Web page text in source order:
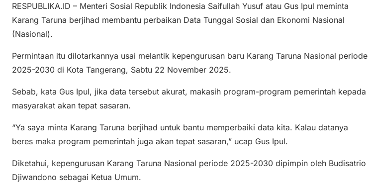
RESPUBLIKA.ID – Menteri Sosial Republik Indonesia Saifullah Yusuf atau Gus Ipul meminta
Karang Taruna berjihad membantu perbaikan Data Tunggal Sosial dan Ekonomi Nasional
(Nasional).
Permintaan itu dilotarkannya usai melantik kepengurusan baru Karang Taruna Nasional periode
2025-2030 di Kota Tangerang, Sabtu 22 November 2025.
Sebab, kata Gus Ipul, jika data tersebut akurat, makasih program-program pemerintah kepada
masyarakat akan tepat sasaran.
“Ya saya minta Karang Taruna berjihad untuk bantu memperbaiki data kita. Kalau datanya
beres maka program pemerintah juga akan tepat sasaran,” ucap Gus Ipul.
Diketahui, kepengurusan Karang Taruna Nasional periode 2025-2030 dipimpin oleh Budisatrio
Djiwandono sebagai Ketua Umum.